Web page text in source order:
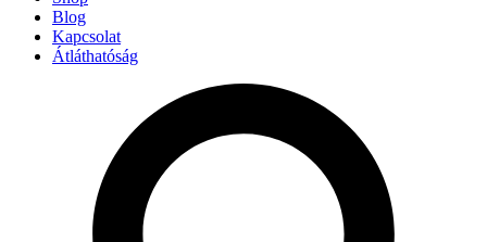
Blog
Kapcsolat
Átláthatóság